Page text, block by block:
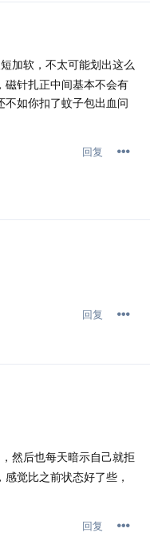
加软，不太可能划出这么
磁针扎正中间基本不会有
如你扣了蚊子包出血问
回复
回复
然后也每天暗示自己就拒
觉比之前状态好了些，
回复